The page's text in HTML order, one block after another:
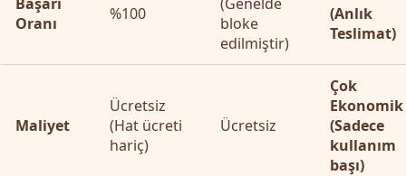
Oranı
%100
bloke
edilmiştir)
(Anlık
Teslimat)
Maliyet
Ücretsiz
(Hat ücreti
hariç)
Ücretsiz
Çok
Ekonomik
(Sadece
kullanım
başı)